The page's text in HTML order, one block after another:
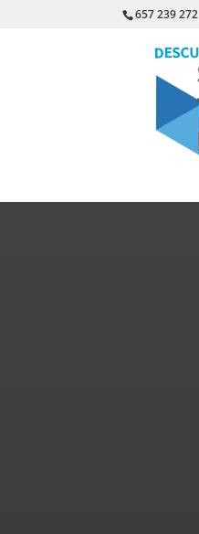
657 239 272